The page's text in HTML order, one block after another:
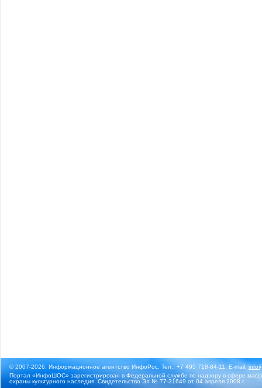
© 2007-2026, Информационное агентство ИнфоРос. Тел.: +7 495 718-84-11, E-mail:
Портал «ИнфоШОС» зарегистрирован в Федеральной службе по надзору в сфере
охраны культурного наследия. Свидетельство Эл № 77-31649 от 04 апреля 2008 г.